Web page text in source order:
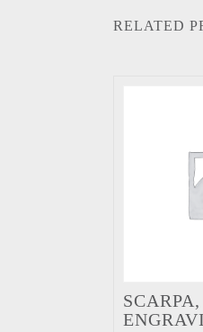
RELATED